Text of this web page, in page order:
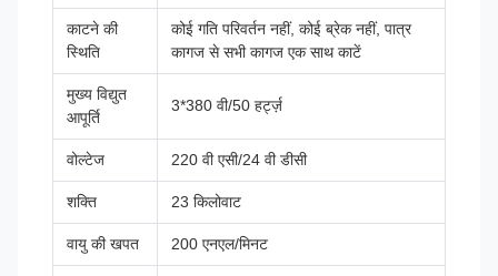
काटने की
स्थिति
कोई गति परिवर्तन नहीं, कोई ब्रेक नहीं, पात्र
कागज से सभी कागज एक साथ काटें
मुख्य विद्युत
आपूर्ति
3*380 वी/50 हर्ट्ज़
वोल्टेज 220 वी एसी/24 वी डीसी
शक्ति 23 किलोवाट
वायु की खपत 200 एनएल/मिनट